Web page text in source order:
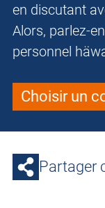
en discutant
Alors, parlez-
personnel
Choisir un
Partager